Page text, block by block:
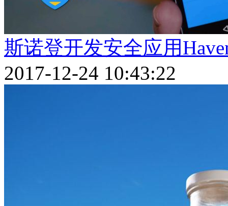
斯诺登开发安全应用
2017-12-24 10:43:22